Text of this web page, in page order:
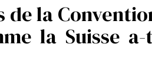
la
la Suisse a-